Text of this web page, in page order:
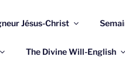
Jésus-Christ
The Divine Will-English